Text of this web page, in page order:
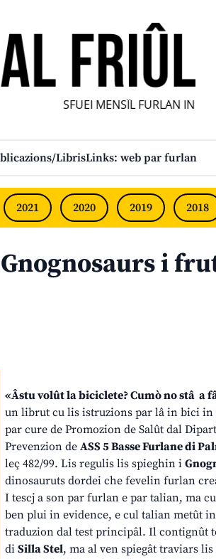
SFUEI MENSÎL FURLAN
LibrisLinks: web par furlan
2021 2020 2019 2018
i
«Âstu volût la biciclete? Cumò no stâ a
un librut cu lis istruzions par lâ in bici in
par cure de Promozion de Salût dal
Prevenzion de ASS 5 Basse Furlane di
leç 482/99. Lis regulis lis spieghin i
dinosauruts dordei che fevelin furlan
I tescj a son par furlan e par talian, ma
ben plui in evidence, e cul talian metût
traduzion dal test principâl. Il contignût
di Silla Stel, ma al ven spiegât traviars